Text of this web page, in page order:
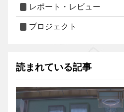
レポート・レビュー
プロジェクト
読まれている記事